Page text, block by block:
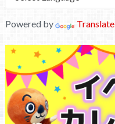
Powered by Translate